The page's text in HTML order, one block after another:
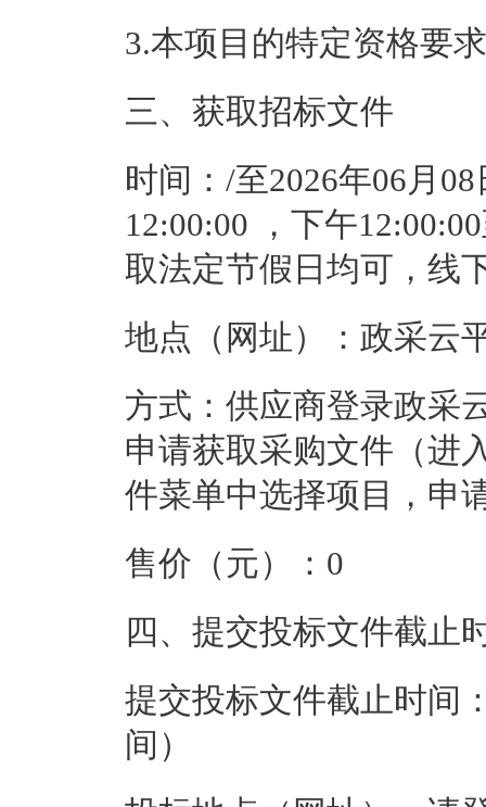
3.本项目的特定资格要
三、获取招标文件
时间： /至2026年06月08
12:00:00 ，下午
取法定节假日均可，线
地点（网址）： 政采云
方式： 供应商登录政采
申请获取采购文件（进
件菜单中选择项目，申
售价（元）： 0
四、提交投标文件截止
提交投标文件截止时间
间）